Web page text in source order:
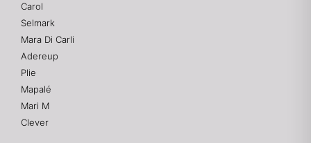
Carol
Selmark
Mara Di Carli
Adereup
Plie
Mapalé
Mari M
Clever
¡Hola! 👋
Gracias por visitarnos. Te asesoramos
personalmente con tu compra: tallas, envíos y
pagos.
Recuerda: 10% de descuento en tu primera compra